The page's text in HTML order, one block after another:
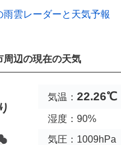
雲レーダーと天気予報
周辺の現在の天気
気温： 22.26℃
湿度：90%
気圧：1009hPa